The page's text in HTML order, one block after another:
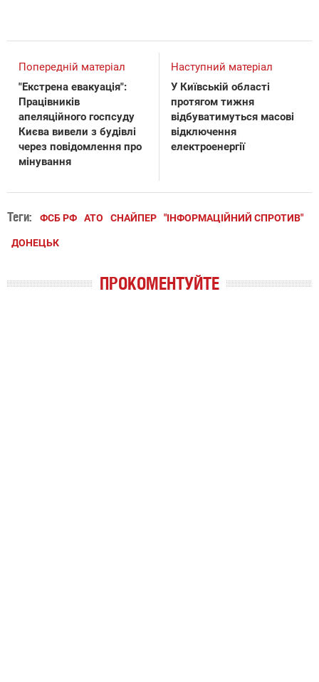
Попередній матеріал
"Екстрена евакуація":
Працівників
апеляційного госпсуду
Києва вивели з будівлі
через повідомлення про
мінування
Наступний матеріал
У Київській області
протягом тижня
відбуватимуться масові
відключення
електроенергії
Теги: ФСБ РФ АТО СНАЙПЕР "ІНФОРМАЦІЙНИЙ СПРОТИВ"
ДОНЕЦЬК
ПРОКОМЕНТУЙТЕ